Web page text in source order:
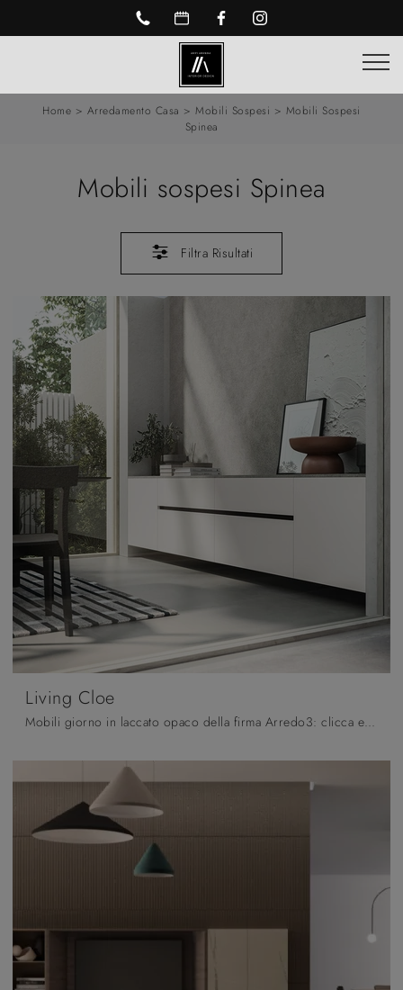
Home > Arredamento Casa >Mobili Sospesi > Mobili Sospesi
Spinea
Mobili sospesi Spinea
Filtra Risultati
Living Cloe
Mobili giorno in laccato opaco della firma Arredo3: clicca e scopri il modello Living Cloe tra le più esclusive soluzioni per il living.